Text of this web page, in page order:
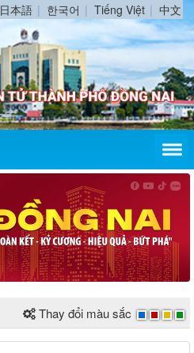
日本語 한국어 Tiếng Việt 中文
Thay đổi màu sắc